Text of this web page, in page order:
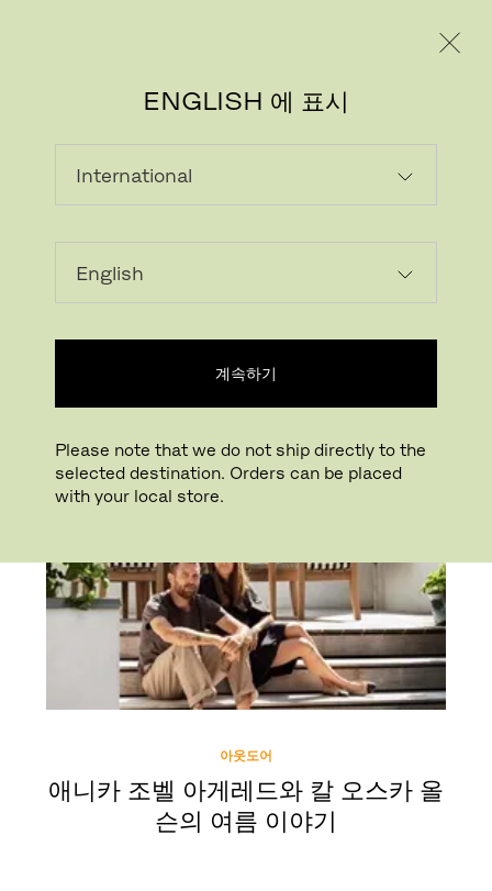
ENGLISH 에 표시
계속하기
Please note that we do not ship directly to the
selected destination. Orders can be placed
with your local store.
홈 리빙
개인 주택 공간 속 프리츠 한센 제품을 완성하는 세계
적인 인테리어 디자인 프로젝트
홈 리빙 아웃도어
아웃도어
애니카 조벨 아게레드와 칼 오스카 올
슨의 여름 이야기